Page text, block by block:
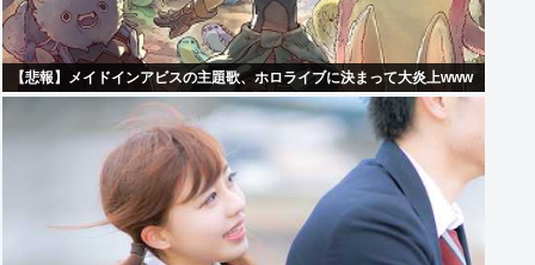
【悲報】メイドインアビスの主題歌、ホロライブに決まって大炎上www